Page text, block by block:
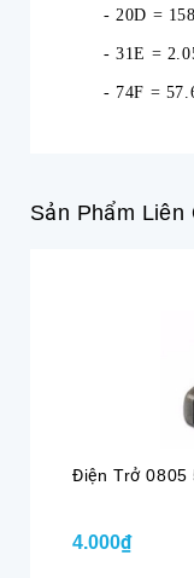
- 20D =
- 31E =
- 74F =
Sản Phẩm Liên
Điện Trở
4.000₫